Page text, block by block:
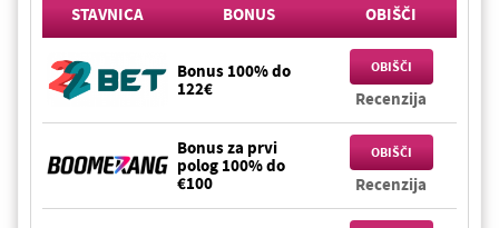
STAVNICA BONUS OBIŠČI
Bonus 100% do
122€
OBIŠČI
Recenzija
Bonus za prvi
polog 100% do
€100
OBIŠČI
Recenzija